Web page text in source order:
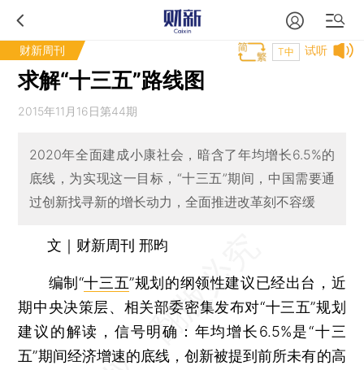
财新周刊 试听
T中
求解“十三五”路线图
2015年11月16日第44期
2020年全面建成小康社会，暗含了年均增长6.5%的
底线，为实现这一目标，“十三五”期间，中国需要通
过创新找寻新的增长动力，全面推进改革刻不容缓
文｜财新周刊 邢昀
编制“十三五”规划的纲领性建议已经出台，近
期中央决策层、相关部委密集发布对“十三五”规划
建议的解读，信号明确：年均增长6.5%是“十三
五”期间经济增速的底线，创新被提到前所未有的高